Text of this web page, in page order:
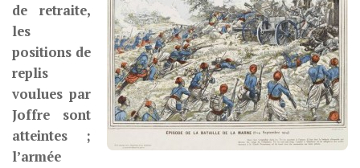
de retraite,
les
positions de
replis
voulues par
Joffre sont
atteintes ;
l’armée